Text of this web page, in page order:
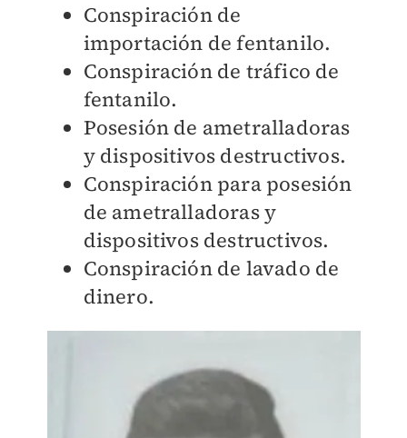
Conspiración de
importación de fentanilo.
Conspiración de tráfico de
fentanilo.
Posesión de ametralladoras
y dispositivos destructivos.
Conspiración para posesión
de ametralladoras y
dispositivos destructivos.
Conspiración de lavado de
dinero.